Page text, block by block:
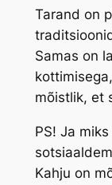
Tarand on
Samas on
mõistlik, et
PS! Ja
Kahju on